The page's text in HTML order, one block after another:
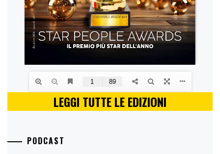
LEGGI TUTTE LE EDIZIONI
PODCAST